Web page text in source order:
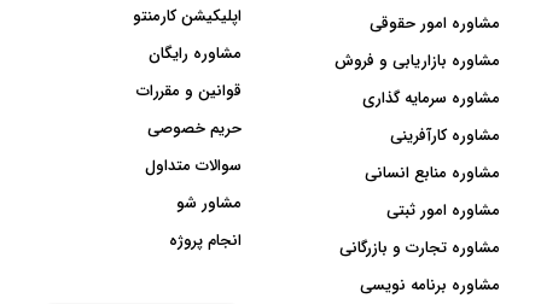
مشاوره امور حقوقی
مشاوره بازاریابی و فروش
مشاوره سرمایه گذاری
مشاوره کارآفرینی
مشاوره منابع انسانی
مشاوره امور ثبتی
مشاوره تجارت و بازرگانی
مشاوره برنامه نویسی
اپلیکیشن کارمنتو
مشاوره رایگان
قوانین و مقررات
حریم خصوصی
سوالات متداول
مشاور شو
انجام پروژه